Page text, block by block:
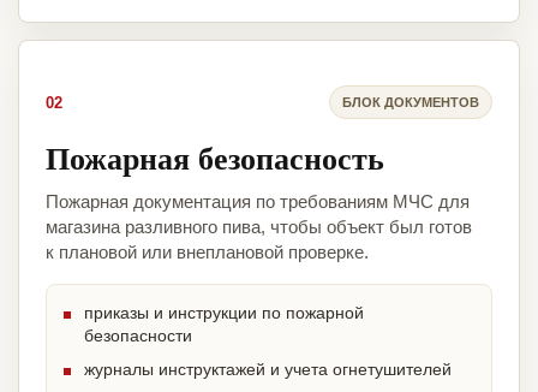
02 БЛОК ДОКУМЕНТОВ
Пожарная безопасность
Пожарная документация по требованиям МЧС для
магазина разливного пива, чтобы объект был готов
к плановой или внеплановой проверке.
приказы и инструкции по пожарной
безопасности
журналы инструктажей и учета огнетушителей